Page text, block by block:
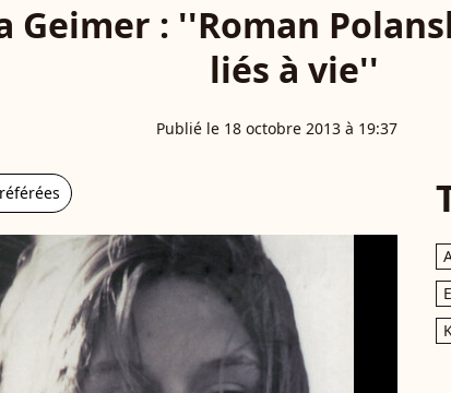
Geimer : ''Roman
liés à vie''
Publié le 18 octobre 2013 à 19:37